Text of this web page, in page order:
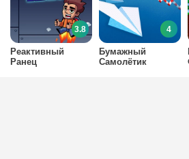
Реактивный
Ранец
3.8
Бумажный
Самолётик
4